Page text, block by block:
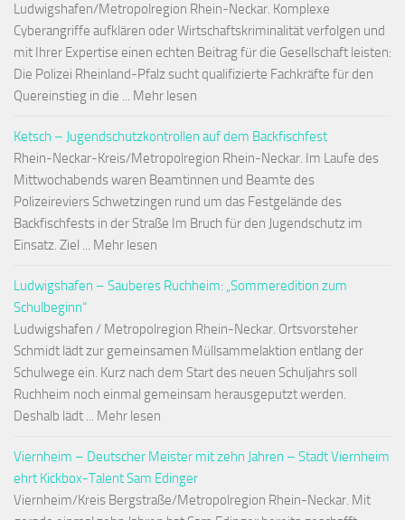
Ludwigshafen/Metropolregion Rhein-Neckar. Komplexe
Cyberangriffe aufklären oder Wirtschaftskriminalität verfolgen und
mit Ihrer Expertise einen echten Beitrag für die Gesellschaft leisten:
Die Polizei Rheinland-Pfalz sucht qualifizierte Fachkräfte für den
Quereinstieg in die ... Mehr lesen
Ketsch – Jugendschutzkontrollen auf dem Backfischfest
Rhein-Neckar-Kreis/Metropolregion Rhein-Neckar. Im Laufe des
Mittwochabends waren Beamtinnen und Beamte des
Polizeireviers Schwetzingen rund um das Festgelände des
Backfischfests in der Straße Im Bruch für den Jugendschutz im
Einsatz. Ziel ... Mehr lesen
Ludwigshafen – Sauberes Ruchheim: „Sommeredition zum
Schulbeginn“
Ludwigshafen / Metropolregion Rhein-Neckar. Ortsvorsteher
Schmidt lädt zur gemeinsamen Müllsammelaktion entlang der
Schulwege ein. Kurz nach dem Start des neuen Schuljahrs soll
Ruchheim noch einmal gemeinsam herausgeputzt werden.
Deshalb lädt ... Mehr lesen
Viernheim – Deutscher Meister mit zehn Jahren – Stadt Viernheim
ehrt Kickbox-Talent Sam Edinger
Viernheim/Kreis Bergstraße/Metropolregion Rhein-Neckar. Mit